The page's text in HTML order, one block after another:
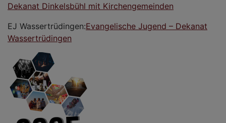
Dekanat Dinkelsbühl mit Kirchengemeinden
EJ Wassertrüdingen:Evangelische Jugend – Dekanat
Wassertrüdingen